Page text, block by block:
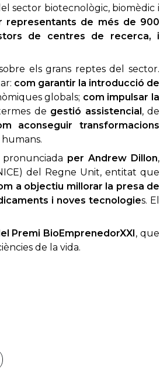
sector biotecnològic, biomèdic i
representants de més de 900
de centres de recerca, i
els grans reptes del sector.
com garantir la introducció de
globals; com impulsar la
de gestió assistencial, de
aconseguir transformacions
per Andrew Dillon,
del Regne Unit, entitat que
a objectiu millorar la presa de
i noves tecnologies. El
Premi BioEmprenedorXXI, que
de la vida.